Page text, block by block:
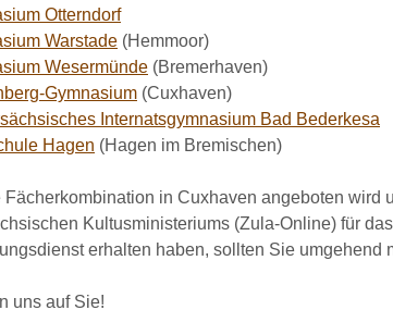
Otterndorf
Warstade (Hemmoor)
Wesermünde (Bremerhaven)
Gymnasium (Cuxhaven)
Internatsgymnasium Bad Bederkesa
Hagen (Hagen im Bremischen)
Fächerkombination in Cuxhaven angeboten
Kultusministeriums (Zula-Online) für
erhalten haben, sollten Sie umgehend
uns auf Sie!